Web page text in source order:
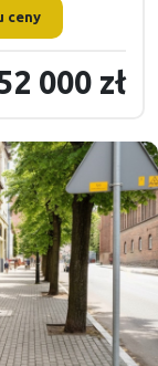
ceny
000 zł